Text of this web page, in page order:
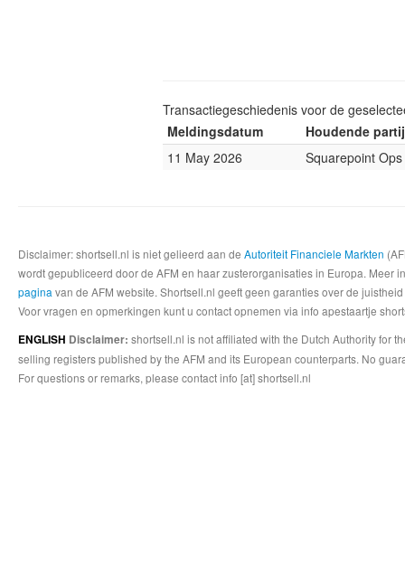
Transactiegeschiedenis voor de
Meldingsdatum
Houdende partij
11 May 2026
Squarepoint Ops
Disclaimer: shortsell.nl is niet gelieerd aan de Autoriteit Financiele Markten
wordt gepubliceerd door de AFM en haar zusterorganisaties in Europa.
pagina van de AFM website. Shortsell.nl geeft geen garanties over de
Voor vragen en opmerkingen kunt u contact opnemen via info apestaartje
ENGLISH Disclaimer: shortsell.nl is not affiliated with the Dutch Authority for
selling registers published by the AFM and its European counterparts. No
For questions or remarks, please contact info [at] shortsell.nl